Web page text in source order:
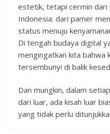
estetik, tetapi cermin dari
Indonesia: dari pamer
status menuju
Di tengah budaya digital
mengingatkan kita bahwa
tersembunyi di balik
Dan mungkin, dalam
dari luar, ada kisah luar
yang tidak perlu